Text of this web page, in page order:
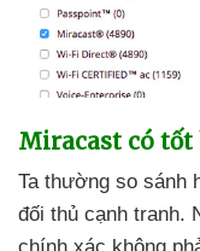
Miracast có
Ta thường so sánh
đối thủ cạnh tranh.
chính xác không